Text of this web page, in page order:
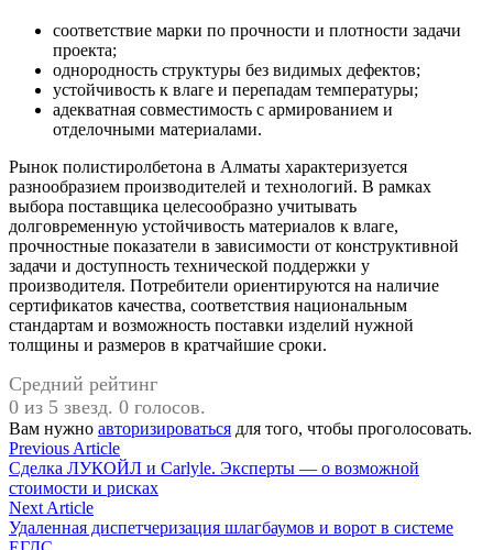
соответствие марки по прочности и плотности задачи
проекта;
однородность структуры без видимых дефектов;
устойчивость к влаге и перепадам температуры;
адекватная совместимость с армированием и
отделочными материалами.
Рынок полистиролбетона в Алматы характеризуется
разнообразием производителей и технологий. В рамках
выбора поставщика целесообразно учитывать
долговременную устойчивость материалов к влаге,
прочностные показатели в зависимости от конструктивной
задачи и доступность технической поддержки у
производителя. Потребители ориентируются на наличие
сертификатов качества, соответствия национальным
стандартам и возможность поставки изделий нужной
толщины и размеров в кратчайшие сроки.
Средний рейтинг
0 из 5 звезд. 0 голосов.
Вам нужно авторизироваться для того, чтобы проголосовать.
Навигация
по
записям
Previous ArticlePrevious
article:
Сделка ЛУКОЙЛ и Carlyle. Эксперты — о возможной
стоимости и рисках
Next ArticleNext
article:
Удаленная диспетчеризация шлагбаумов и ворот в системе